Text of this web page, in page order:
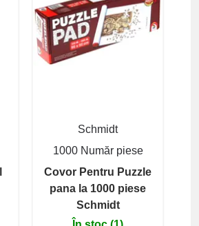
Schmidt
1000 Număr piese
Covor Pentru Puzzle
pana la 1000 piese
Schmidt